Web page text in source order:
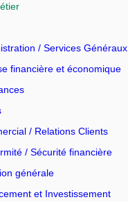
/ Services Généraux
financière et économique
/ Relations Clients
/ Sécurité financière
générale
et Investissement